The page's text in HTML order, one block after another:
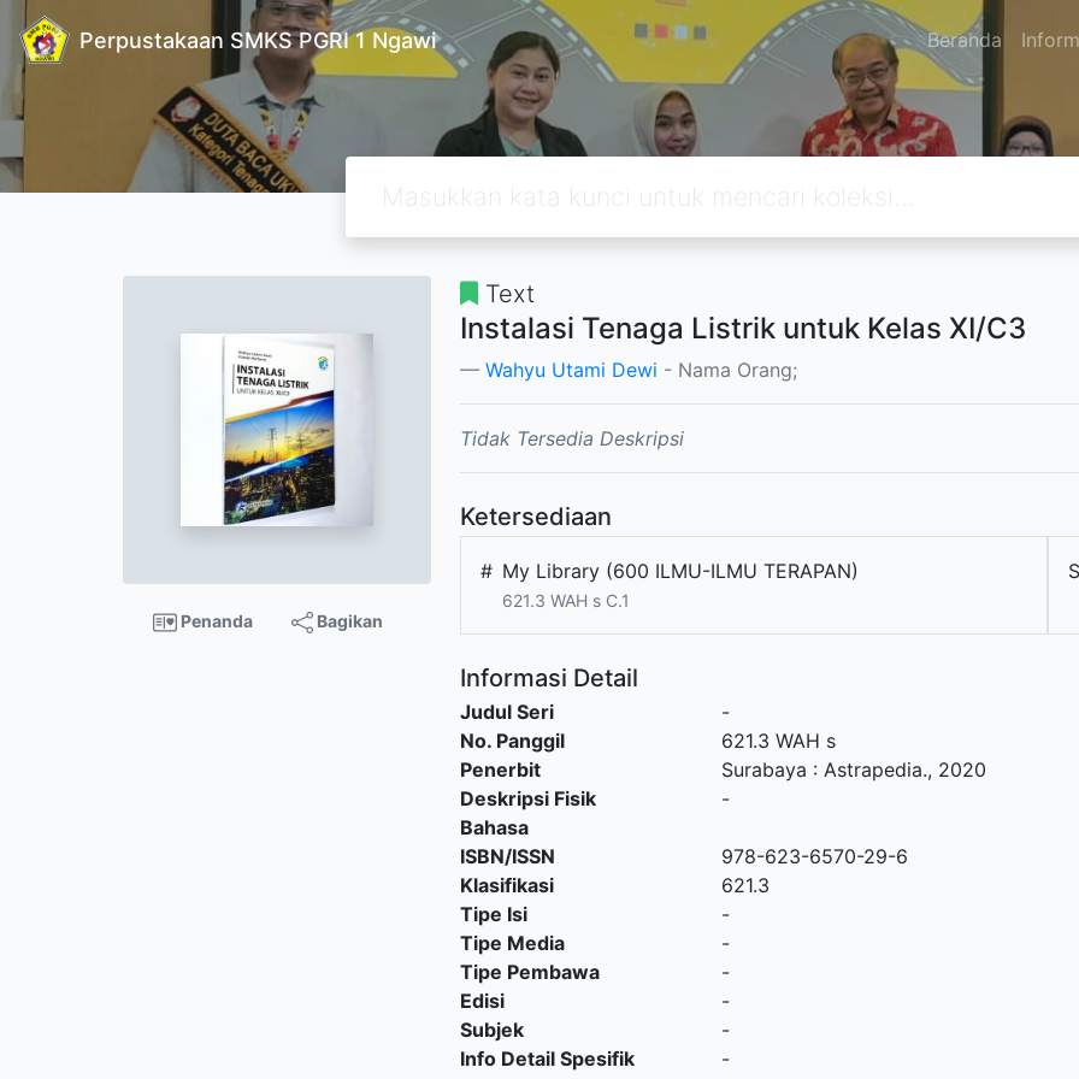
Perpustakaan SMKS PGRI 1 Ngawi Beranda
Penanda Bagikan
Text
Instalasi Tenaga Listrik untuk Kelas XI/C3
Wahyu Utami Dewi - Nama Orang;
Tidak Tersedia Deskripsi
Ketersediaan
# My Library (600 ILMU-ILMU TERAPAN)
621.3 WAH s C.1
Informasi Detail
Judul Seri
-
No. Panggil
621.3 WAH s
Penerbit
Surabaya : Astrapedia., 2020
Deskripsi Fisik
-
Bahasa
ISBN/ISSN
978-623-6570-29-6
Klasifikasi
621.3
Tipe Isi
-
Tipe Media
-
Tipe Pembawa
-
Edisi
-
Subjek
-
Info Detail Spesifik
-